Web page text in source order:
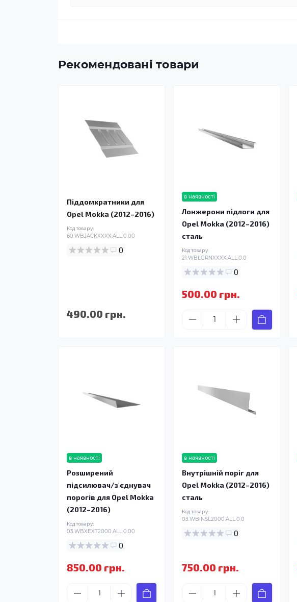
Рекомендовані товари
Піддомкратники для
Opel Mokka (2012–2016)
Код товару:
60.WBJACKXXXX.ALL.0.00
0
490.00 грн.
в наявності
Лонжерони підлоги для
Opel Mokka (2012–2016)
сталь
Код товару:
21.WBLGRNXXXX.ALL.0.0
0
500.00 грн.
в наявності
Розширений
підсилювач/з'єднувач
порогів для Opel Mokka
(2012–2016)
Код товару:
03.WBXEXT2000.ALL.0.00
0
850.00 грн.
в наявності
Внутрішній поріг для
Opel Mokka (2012–2016)
сталь
Код товару:
03.WBINSL2000.ALL.0.0
0
750.00 грн.